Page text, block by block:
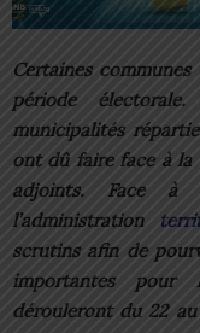
Certaines
période
municipalités
ont dû faire face à la
adjoints. Face à
l’administration
scrutins afin de
importantes pour
dérouleront du 22